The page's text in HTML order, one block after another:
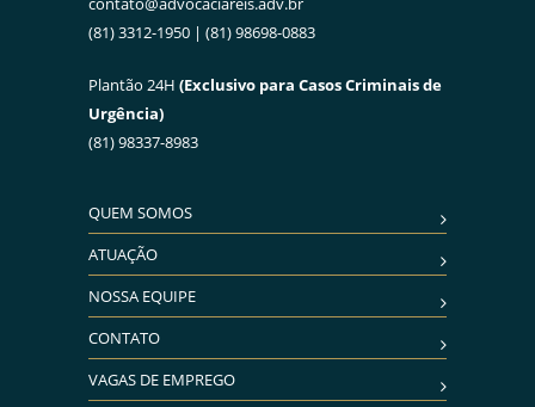
(81) 3312-1950 | (81) 98698-0883
Plantão 24H (Exclusivo para Casos Criminais de
Urgência)
(81) 98337-8983
QUEM SOMOS
ATUAÇÃO
NOSSA EQUIPE
CONTATO
VAGAS DE EMPREGO